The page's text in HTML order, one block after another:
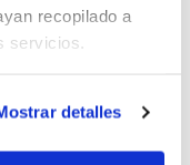
recopilado a
servicios.
detalles